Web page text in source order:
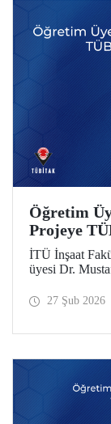
Öğretim
Projeye
İTÜ İnşaat
üyesi Dr.
Programı
27 Şub 2026